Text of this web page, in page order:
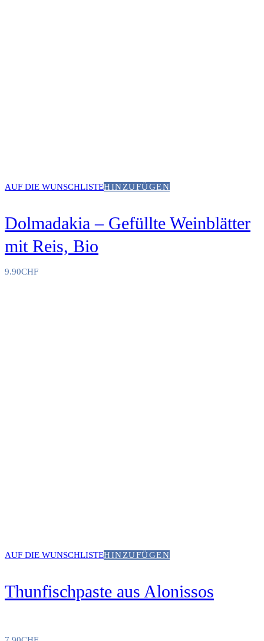
AUF DIE WUNSCHLISTEHINZUFÜGEN
Dolmadakia – Gefüllte Weinblätter
mit Reis, Bio
9.90CHF
AUF DIE WUNSCHLISTEHINZUFÜGEN
Thunfischpaste aus Alonissos